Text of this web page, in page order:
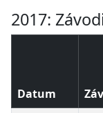
2017:
Datum